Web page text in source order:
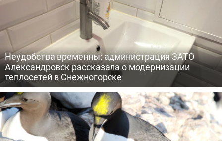
Неудобства временны: администрация ЗАТО
Александровск рассказала о модернизации
теплосетей в Снежногорске